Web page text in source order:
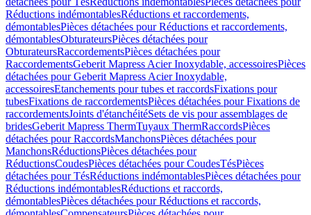
Réductions indémontablesRéductions et raccordements,
démontablesPièces détachées pour Réductions et raccordements,
démontablesObturateursPièces détachées pour
ObturateursRaccordementsPièces détachées pour
RaccordementsGeberit Mapress Acier Inoxydable, accessoiresPièces
détachées pour Geberit Mapress Acier Inoxydable,
accessoiresEtanchements pour tubes et raccordsFixations pour
tubesFixations de raccordementsPièces détachées pour Fixations de
raccordementsJoints d'étanchéitéSets de vis pour assemblages de
bridesGeberit Mapress ThermTuyaux ThermRaccordsPièces
détachées pour RaccordsManchonsPièces détachées pour
ManchonsRéductionsPièces détachées pour
RéductionsCoudesPièces détachées pour CoudesTésPièces
détachées pour TésRéductions indémontablesPièces détachées pour
Réductions indémontablesRéductions et raccords,
démontablesPièces détachées pour Réductions et raccords,